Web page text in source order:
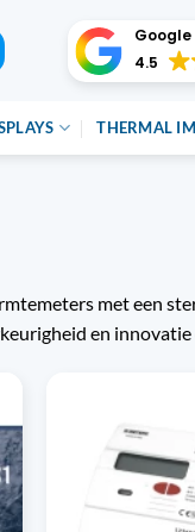
4.5
THERMAL
met een
en